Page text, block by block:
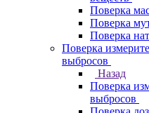
Поверка
Поверка
Поверка
Поверка
выбросов
Назад
Поверка
выбросов